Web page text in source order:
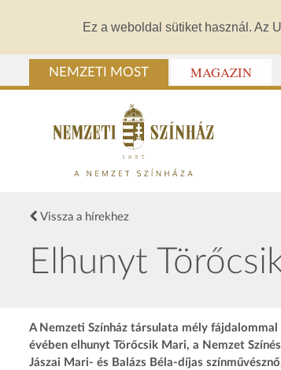
Ez a weboldal sütiket használ. Az
NEMZETI MOST MAGAZIN
Vissza a hírekhez
Elhunyt
A Nemzeti Színház társulata mély
évében elhunyt Törőcsik Mari, a Nemzet
Jászai Mari- és Balázs Béla-díjas